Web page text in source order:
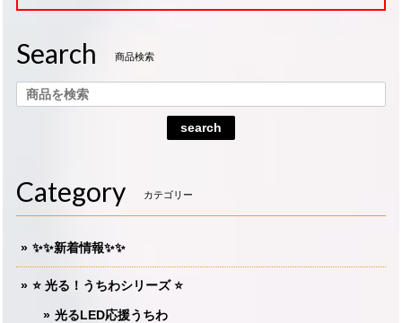
Search 商品検索
search
Category カテゴリー
✨✨新着情報✨✨
⭐️ 光る！うちわシリーズ ⭐️
光るLED応援うちわ